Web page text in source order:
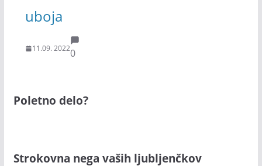
uboja
11.09. 20220
Poletno delo?
Strokovna nega vaših ljubljenčkov